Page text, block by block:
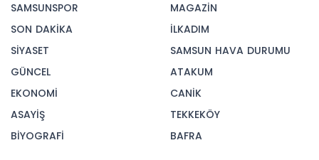
SAMSUNSPOR
SON DAKİKA
SİYASET
GÜNCEL
EKONOMİ
ASAYİŞ
BİYOGRAFİ
MAGAZİN
İLKADIM
SAMSUN HAVA DURUMU
ATAKUM
CANİK
TEKKEKÖY
BAFRA